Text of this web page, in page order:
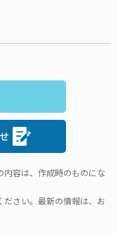
容は、作成時のものにな
さい。最新の情報は、お